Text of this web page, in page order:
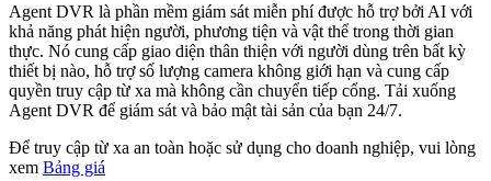
Agent DVR là phần mềm giám sát miễn phí được hỗ trợ bởi AI với
khả năng phát hiện người, phương tiện và vật thể trong thời gian
thực. Nó cung cấp giao diện thân thiện với người dùng trên bất kỳ
thiết bị nào, hỗ trợ số lượng camera không giới hạn và cung cấp
quyền truy cập từ xa mà không cần chuyển tiếp cổng. Tải xuống
Agent DVR để giám sát và bảo mật tài sản của bạn 24/7.
Để truy cập từ xa an toàn hoặc sử dụng cho doanh nghiệp, vui lòng
xem Bảng giá